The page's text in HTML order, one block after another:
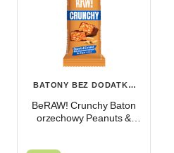
BATONY BEZ DODATKU
BeRAW! Crunchy Baton
orzechowy Peanuts &